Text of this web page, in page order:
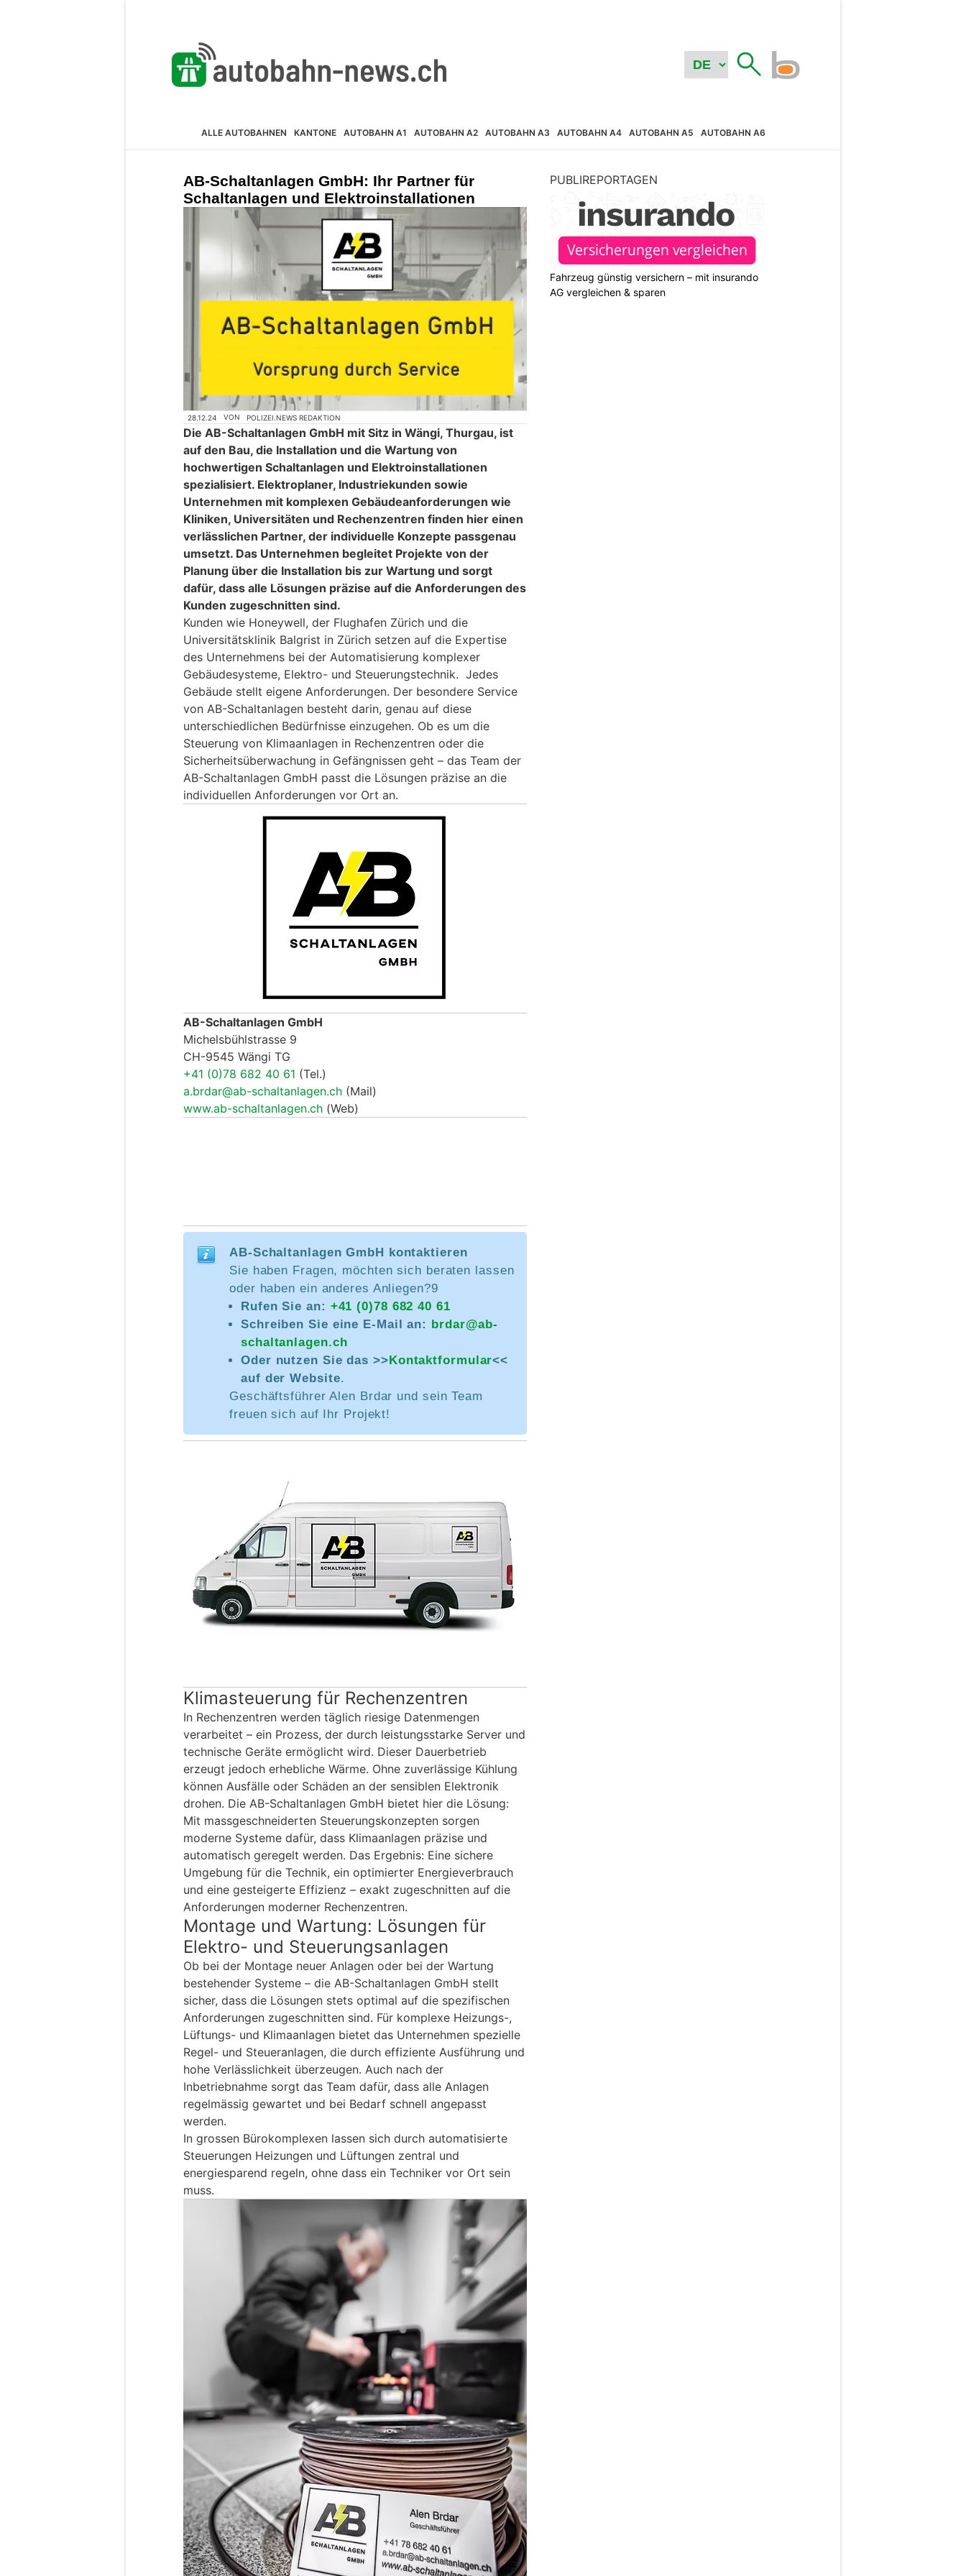
ALLE AUTOBAHNEN KANTONE AUTOBAHN A1 AUTOBAHN A2 AUTOBAHN A3 AUTOBAHN A4 AUTOBAHN A5 AUTOBAHN A6
AB-Schaltanlagen GmbH: Ihr Partner für
Schaltanlagen und Elektroinstallationen
28.12.24 VON POLIZEI.NEWS REDAKTION
Die AB-Schaltanlagen GmbH mit Sitz in Wängi, Thurgau, ist
auf den Bau, die Installation und die Wartung von
hochwertigen Schaltanlagen und Elektroinstallationen
spezialisiert. Elektroplaner, Industriekunden sowie
Unternehmen mit komplexen Gebäudeanforderungen wie
Kliniken, Universitäten und Rechenzentren finden hier einen
verlässlichen Partner, der individuelle Konzepte passgenau
umsetzt. Das Unternehmen begleitet Projekte von der
Planung über die Installation bis zur Wartung und sorgt
dafür, dass alle Lösungen präzise auf die Anforderungen des
Kunden zugeschnitten sind.
Kunden wie Honeywell, der Flughafen Zürich und die
Universitätsklinik Balgrist in Zürich setzen auf die Expertise
des Unternehmens bei der Automatisierung komplexer
Gebäudesysteme, Elektro- und Steuerungstechnik. Jedes
Gebäude stellt eigene Anforderungen. Der besondere Service
von AB-Schaltanlagen besteht darin, genau auf diese
unterschiedlichen Bedürfnisse einzugehen. Ob es um die
Steuerung von Klimaanlagen in Rechenzentren oder die
Sicherheitsüberwachung in Gefängnissen geht – das Team der
AB-Schaltanlagen GmbH passt die Lösungen präzise an die
individuellen Anforderungen vor Ort an.
AB-Schaltanlagen GmbH
Michelsbühlstrasse 9
CH-9545 Wängi TG
+41 (0)78 682 40 61 (Tel.)
a.brdar@ab-schaltanlagen.ch (Mail)
www.ab-schaltanlagen.ch (Web)
AB-Schaltanlagen GmbH kontaktieren
Sie haben Fragen, möchten sich beraten lassen
oder haben ein anderes Anliegen?9
Rufen Sie an: +41 (0)78 682 40 61
Schreiben Sie eine E-Mail an: brdar@ab-
schaltanlagen.ch
Oder nutzen Sie das >>Kontaktformular<<
auf der Website.
Geschäftsführer Alen Brdar und sein Team
freuen sich auf Ihr Projekt!
Klimasteuerung für Rechenzentren
In Rechenzentren werden täglich riesige Datenmengen
verarbeitet – ein Prozess, der durch leistungsstarke Server und
technische Geräte ermöglicht wird. Dieser Dauerbetrieb
erzeugt jedoch erhebliche Wärme. Ohne zuverlässige Kühlung
können Ausfälle oder Schäden an der sensiblen Elektronik
drohen. Die AB-Schaltanlagen GmbH bietet hier die Lösung:
Mit massgeschneiderten Steuerungskonzepten sorgen
moderne Systeme dafür, dass Klimaanlagen präzise und
automatisch geregelt werden. Das Ergebnis: Eine sichere
Umgebung für die Technik, ein optimierter Energieverbrauch
und eine gesteigerte Effizienz – exakt zugeschnitten auf die
Anforderungen moderner Rechenzentren.
Montage und Wartung: Lösungen für
Elektro- und Steuerungsanlagen
Ob bei der Montage neuer Anlagen oder bei der Wartung
bestehender Systeme – die AB-Schaltanlagen GmbH stellt
sicher, dass die Lösungen stets optimal auf die spezifischen
Anforderungen zugeschnitten sind. Für komplexe Heizungs-,
Lüftungs- und Klimaanlagen bietet das Unternehmen spezielle
Regel- und Steueranlagen, die durch effiziente Ausführung und
hohe Verlässlichkeit überzeugen. Auch nach der
Inbetriebnahme sorgt das Team dafür, dass alle Anlagen
regelmässig gewartet und bei Bedarf schnell angepasst
werden.
In grossen Bürokomplexen lassen sich durch automatisierte
Steuerungen Heizungen und Lüftungen zentral und
energiesparend regeln, ohne dass ein Techniker vor Ort sein
muss.
PUBLIREPORTAGEN
Fahrzeug günstig versichern – mit insurando
AG vergleichen & sparen